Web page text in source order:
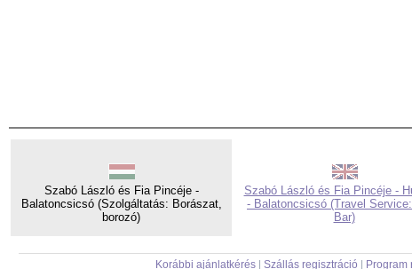
Szabó László és Fia Pincéje -
Balatoncsicsó (Szolgáltatás: Borászat,
borozó)
Szabó László és Fia Pincéje -
- Balatoncsicsó (Travel
Bar)
Korábbi ajánlatkérés Szállás regisztráció Program